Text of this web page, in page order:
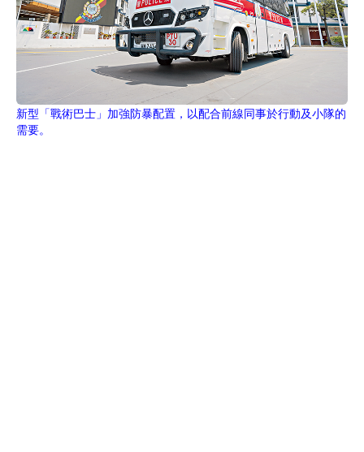
新型「戰術巴士」加強防暴配置，以配合前線同事於行動及小隊的
需要。